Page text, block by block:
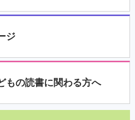
ジ
もの読書に関わる方へ